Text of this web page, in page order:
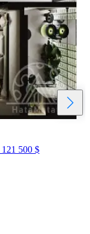
121 500 $